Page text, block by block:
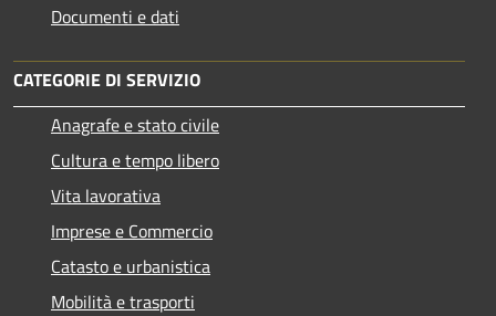
Documenti e dati
CATEGORIE DI SERVIZIO
Anagrafe e stato civile
Cultura e tempo libero
Vita lavorativa
Imprese e Commercio
Catasto e urbanistica
Mobilità e trasporti